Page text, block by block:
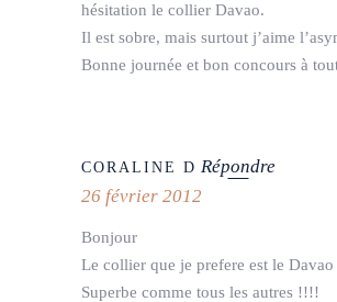
hésitation le collier Davao.
Il est sobre, mais surtout j’aime
Bonne journée et bon concours à
CORALINE D Répondre
26 février 2012
Bonjour
Le collier que je prefere est le Davao
Superbe comme tous les autres !!!!